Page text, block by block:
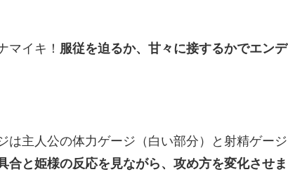
マイキ！ 服従を迫るか、甘々に接するかでエン
主人公の体力ゲージ（白い部分）と射精ゲージ
合と姫様の反応を見ながら、攻め方を変化させ